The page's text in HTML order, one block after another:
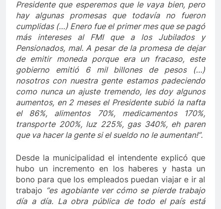
Presidente que esperemos que le vaya bien, pero
hay algunas promesas que todavía no fueron
cumplidas (…) Enero fue el primer mes que se pagó
más intereses al FMI que a los Jubilados y
Pensionados, mal. A pesar de la promesa de dejar
de emitir moneda porque era un fracaso, este
gobierno emitió 6 mil billones de pesos (…)
nosotros con nuestra gente estamos padeciendo
como nunca un ajuste tremendo, les doy algunos
aumentos, en 2 meses el Presidente subió la nafta
el 86%, alimentos 70%, medicamentos 170%,
transporte 200%, luz 225%, gas 340%, eh paren
que va hacer la gente si el sueldo no le aumentan!”.
Desde la municipalidad el intendente explicó que
hubo un incremento en los haberes y hasta un
bono para que los empleados puedan viajar e ir al
trabajo “es agobiante ver cómo se pierde trabajo
día a día. La obra pública de todo el país está